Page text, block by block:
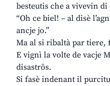
besteutis che a vivevin di
“Oh ce biel! – al disè
ancje jo.”
Ma al si ribaltà par tiere,
E vignì la volte de vacje
disastrôs.
Si fasè indenant il